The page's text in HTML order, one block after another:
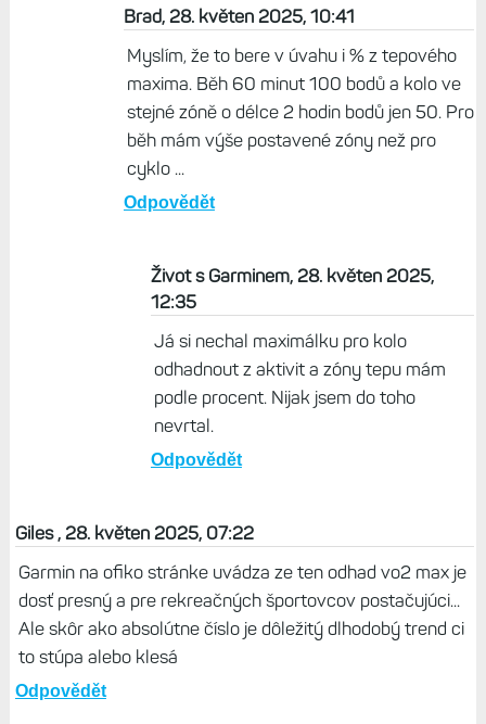
Brad, 28. květen 2025, 10:41
Myslím, že to bere v úvahu i % z tepového
maxima. Běh 60 minut 100 bodů a kolo ve
stejné zóně o délce 2 hodin bodů jen 50. Pro
běh mám výše postavené zóny než pro
cyklo ...
Odpovědět
Život s Garminem, 28. květen 2025,
12:35
Já si nechal maximálku pro kolo
odhadnout z aktivit a zóny tepu mám
podle procent. Nijak jsem do toho
nevrtal.
Odpovědět
Giles , 28. květen 2025, 07:22
Garmin na ofiko stránke uvádza ze ten odhad vo2 max je
dosť presný a pre rekreačných športovcov postačujúci...
Ale skôr ako absolútne číslo je dôležitý dlhodobý trend ci
to stúpa alebo klesá
Odpovědět